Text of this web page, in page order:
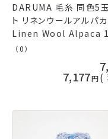
DARUMA 毛糸 同色5
ト リネンウールアルパカ
Linen Wool Alpaca
夏毛糸 ニット 編み物 キ
ルマ 毛糸 横田
（0）
7,177